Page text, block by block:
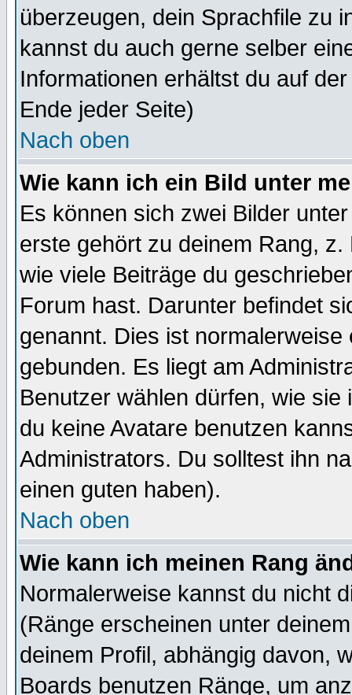
überzeugen, dein Sprachfile zu
kannst du auch gerne selber
Informationen erhältst du auf
Ende jeder Seite)
Nach oben
Wie kann ich ein Bild unter
Es können sich zwei Bilder
erste gehört zu deinem Rang,
wie viele Beiträge du
Forum hast. Darunter befindet
genannt. Dies ist
gebunden. Es liegt am
Benutzer wählen dürfen, wie
du keine Avatare benutzen
Administrators. Du solltest ihn
einen guten haben).
Nach oben
Wie kann ich meinen Rang
Normalerweise kannst du nicht
(Ränge erscheinen unter
deinem Profil, abhängig davon,
Boards benutzen Ränge, um